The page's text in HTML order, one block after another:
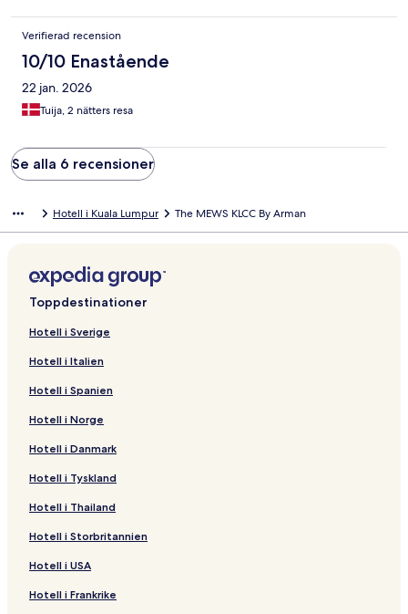
us the hotel they took us was better and available now. The rest
of the stay was great. Their communication was great and they
really made our KLCC stay comfortable.
Verifierad recension
10/10 Enastående
22 jan. 2026
Tuija, 2 nätters resa
Se alla 6 recensioner
Hotell i Kuala Lumpur The MEWS KLCC By Arman
Toppdestinationer
Hotell i Sverige
Hotell i Italien
Hotell i Spanien
Hotell i Norge
Hotell i Danmark
Hotell i Tyskland
Hotell i Thailand
Hotell i Storbritannien
Hotell i USA
Hotell i Frankrike